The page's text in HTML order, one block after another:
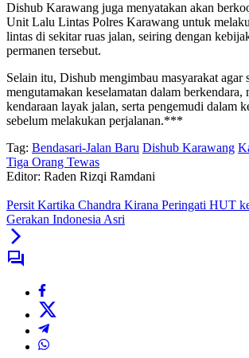
Dishub Karawang juga menyatakan akan
Unit Lalu Lintas Polres Karawang untuk
lintas di sekitar ruas jalan, seiring dengan
permanen tersebut.
Selain itu, Dishub mengimbau masyarakat agar
mengutamakan keselamatan dalam berkendara,
kendaraan layak jalan, serta pengemudi dalam
sebelum melakukan perjalanan.***
Tag: Bendasari-Jalan Baru Dishub Karawang
Tiga Orang Tewas
Editor: Raden Rizqi Ramdani
Persit Kartika Chandra Kirana Peringati HUT
Gerakan Indonesia Asri